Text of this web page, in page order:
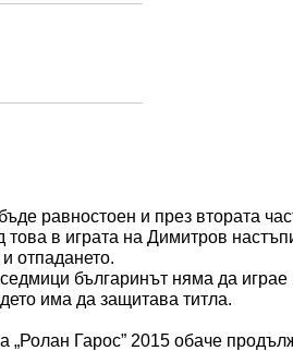
равностоен и през втората
в играта на Димитров
отпадането.
българинът няма да
има да защитава титла.
„Ролан Гарос” 2015 обаче